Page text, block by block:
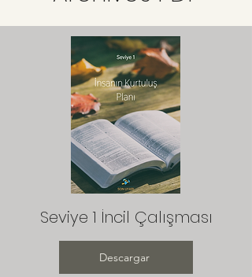
Seviye 1 İncil Çalışması
Descargar